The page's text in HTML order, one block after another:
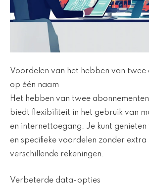
Voordelen van het hebben van twee
op één naam
Het hebben van twee
biedt flexibiliteit in het gebruik van
en internettoegang. Je kunt
en specifieke voordelen zonder
verschillende rekeningen.
Verbeterde data-opties